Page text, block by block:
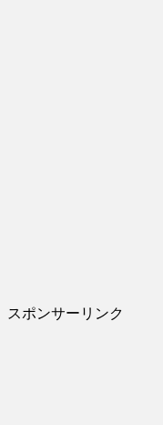
スポンサーリンク